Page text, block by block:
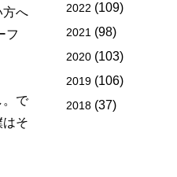
方へ
フ
。で
そ
2022 (109)
2021 (98)
2020 (103)
2019 (106)
2018 (37)